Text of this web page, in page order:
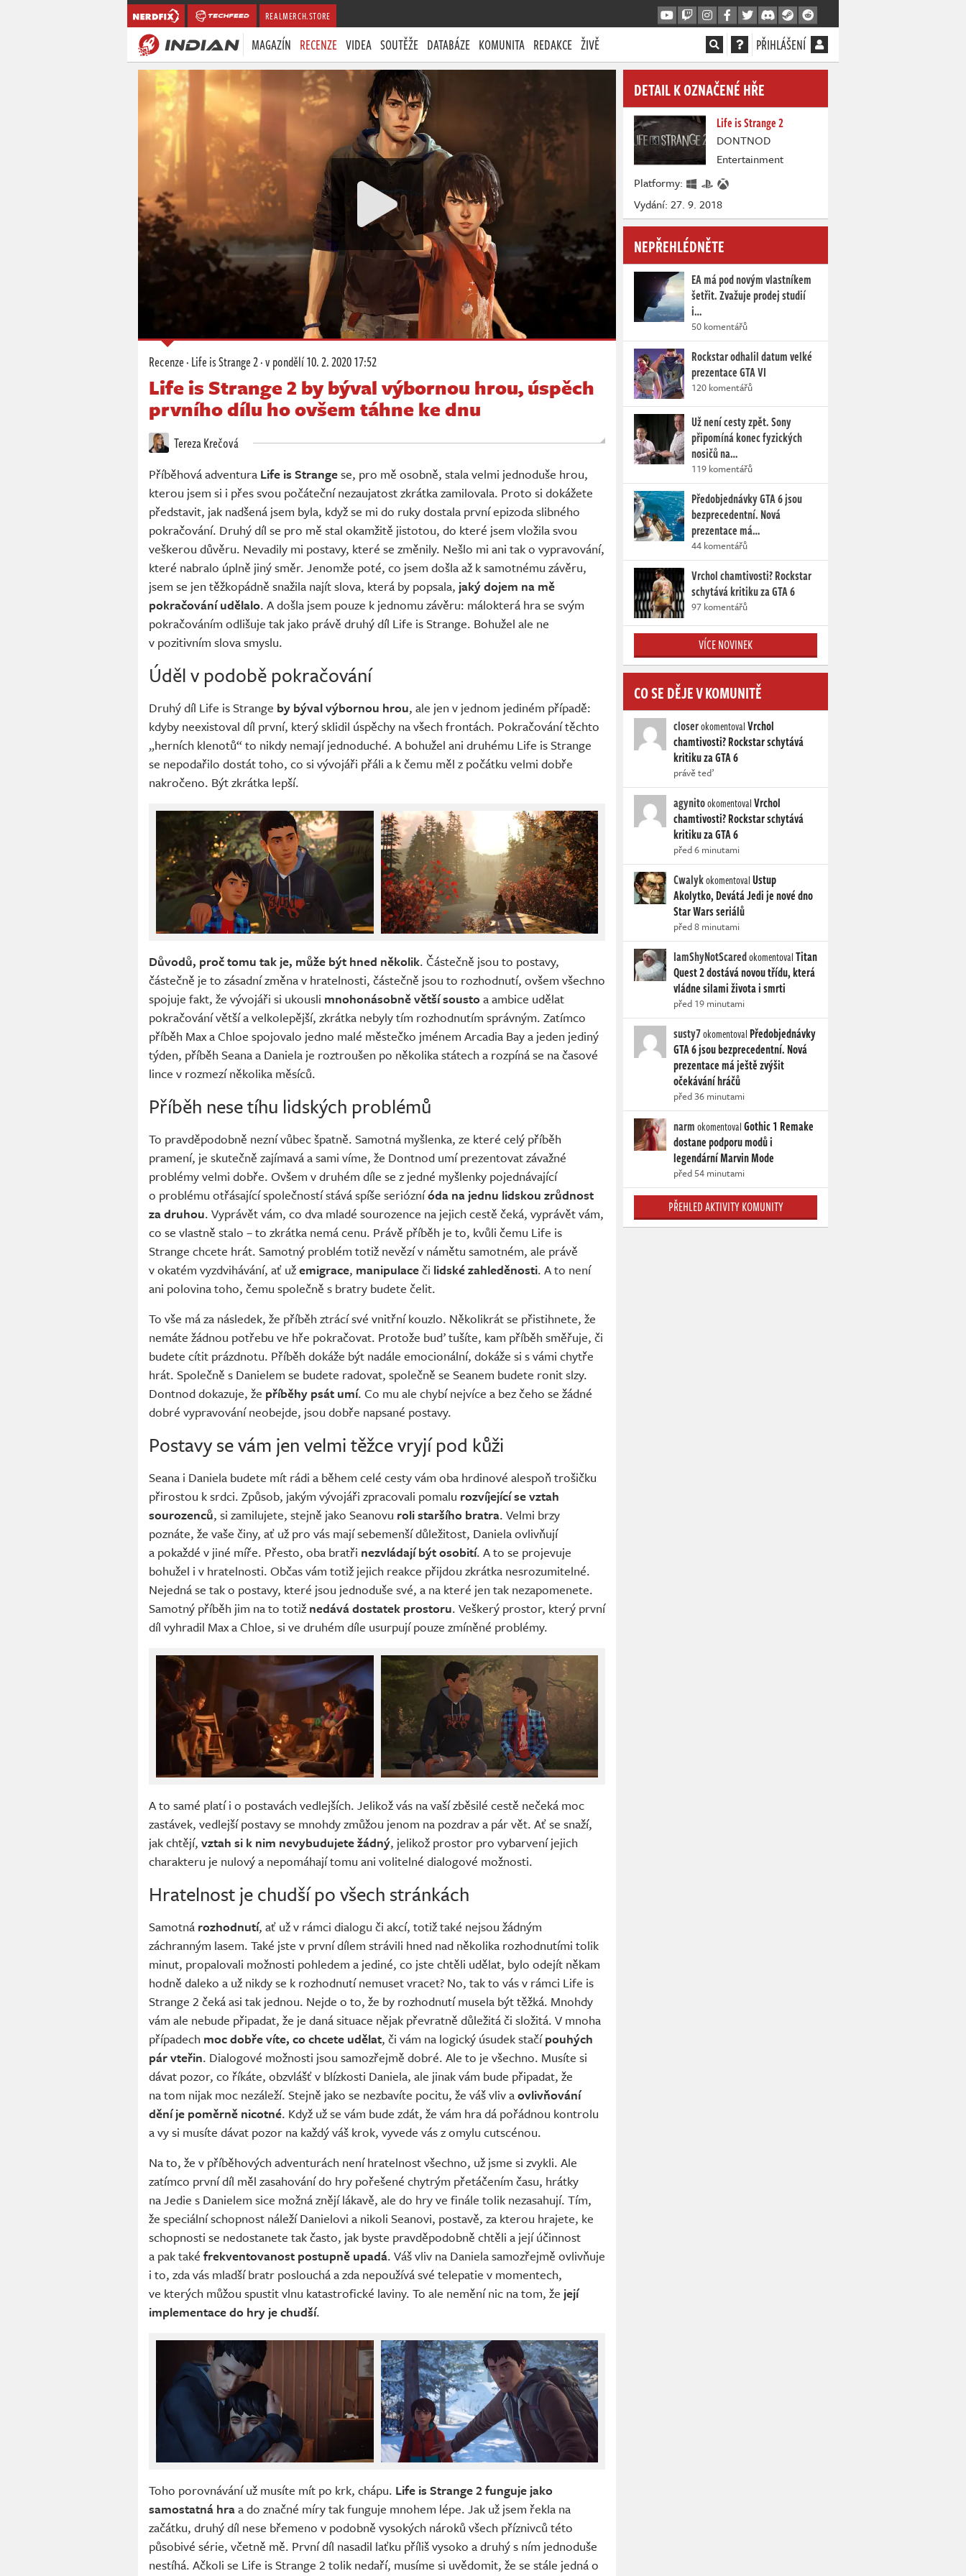
REALMERCH.STORE
MAGAZÍN RECENZE VIDEA SOUTĚŽE DATABÁZE KOMUNITA REDAKCE ŽIVĚ PŘIHLÁŠENÍ
Recenze·Life is Strange 2·v pondělí10. 2. 2020 17:52
Life is Strange 2 by býval výbornou hrou, úspěch
prvního dílu ho ovšem táhne ke dnu
Tereza Krečová
Příběhová adventura Life is Strangese, pro mě osobně, stala velmi jednoduše hrou,
kterou jsem si i přes svou počáteční nezaujatost zkrátka zamilovala. Proto si dokážete
představit, jak nadšená jsem byla, když se mi do ruky dostala první epizoda slibného
pokračování. Druhý díl se pro mě stal okamžitě jistotou, do které jsem vložila svou
veškerou důvěru. Nevadily mi postavy, které se změnily. Nešlo mi ani tak o vypravování,
které nabralo úplně jiný směr. Jenomže poté, co jsem došla až k samotnému závěru,
jsem se jen těžkopádně snažila najít slova, která by popsala, jaký dojem na mě
pokračování udělalo. A došla jsem pouze k jednomu závěru: málokterá hra se svým
pokračováním odlišuje tak jako právě druhý díl Life is Strange. Bohužel ale ne
v pozitivním slova smyslu.
Úděl v podobě pokračování
Druhý díl Life is Strange by býval výbornou hrou, ale jen v jednom jediném případě:
kdyby neexistoval díl první, který sklidil úspěchy na všech frontách. Pokračování těchto
„herních klenotů“ to nikdy nemají jednoduché. A bohužel ani druhému Life is Strange
se nepodařilo dostát toho, co si vývojáři přáli a k čemu měl z počátku velmi dobře
nakročeno. Být zkrátka lepší.
Důvodů, proč tomu tak je, může být hned několik. Částečně jsou to postavy,
částečně je to zásadní změna v hratelnosti, částečně jsou to rozhodnutí, ovšem všechno
spojuje fakt, že vývojáři si ukousli mnohonásobně větší sousto a ambice udělat
pokračování větší a velkolepější, zkrátka nebyly tím rozhodnutím správným. Zatímco
příběh Max a Chloe spojovalo jedno malé městečko jménem Arcadia Bay a jeden jediný
týden, příběh Seana a Daniela je roztroušen po několika státech a rozpíná se na časové
lince v rozmezí několika měsíců.
Příběh nese tíhu lidských problémů
To pravděpodobně nezní vůbec špatně. Samotná myšlenka, ze které celý příběh
pramení, je skutečně zajímavá a sami víme, že Dontnod umí prezentovat závažné
problémy velmi dobře. Ovšem v druhém díle se z jedné myšlenky pojednávající
o problému otřásající společností stává spíše seriózníóda na jednu lidskou zrůdnost
za druhou. Vyprávět vám, co dva mladé sourozence na jejich cestě čeká, vyprávět vám,
co se vlastně stalo – to zkrátka nemá cenu. Právě příběh je to, kvůli čemu Life is
Strange chcete hrát. Samotný problém totiž nevězí v námětu samotném, ale právě
v okatém vyzdvihávání, ať užemigrace, manipulaceči lidské zahleděnosti. A to není
ani polovina toho, čemu společně s bratry budete čelit.
To vše má za následek, že příběh ztrácí své vnitřní kouzlo. Několikrát se přistihnete, že
nemáte žádnou potřebu ve hře pokračovat. Protože buď tušíte, kam příběh směřuje, či
budete cítit prázdnotu. Příběh dokáže být nadále emocionální, dokáže si s vámi chytře
hrát. Společně s Danielem se budete radovat, společně se Seanem budete ronit slzy.
Dontnod dokazuje, že příběhy psát umí. Co mu ale chybí nejvíce a bez čeho se žádné
dobré vypravování neobejde, jsou dobře napsané postavy.
Postavy se vám jen velmi těžce vryjí pod kůži
Seana i Daniela budete mít rádi a během celé cesty vám oba hrdinové alespoň trošičku
přirostou k srdci. Způsob, jakým vývojáři zpracovali pomalu rozvíjející se vztah
sourozenců, si zamilujete, stejně jako Seanovu roli staršího bratra. Velmi brzy
poznáte, že vaše činy, ať už pro vás mají sebemenší důležitost, Daniela ovlivňují
a pokaždé v jiné míře. Přesto, oba bratři nezvládají být osobití. A to se projevuje
bohužel i v hratelnosti. Občas vám totiž jejich reakce přijdou zkrátka nesrozumitelné.
Nejedná se tak o postavy, které jsou jednoduše své, a na které jen tak nezapomenete.
Samotný příběh jim na to totiž nedává dostatek prostoru. Veškerý prostor, který první
díl vyhradil Max a Chloe, si ve druhém díle usurpují pouze zmíněné problémy.
A to samé platí i o postavách vedlejších. Jelikož vás na vaší zběsilé cestě nečeká moc
zastávek, vedlejší postavy se mnohdy zmůžou jenom na pozdrav a pár vět. Ať se snaží,
jak chtějí, vztah si k nim nevybudujete žádný, jelikož prostor pro vybarvení jejich
charakteru je nulový a nepomáhají tomu ani volitelné dialogové možnosti.
Hratelnost je chudší po všech stránkách
Samotná rozhodnutí, ať už v rámci dialogu či akcí, totiž také nejsou žádným
záchranným lasem. Také jste v první dílem strávili hned nad několika rozhodnutími tolik
minut, propalovali možnosti pohledem a jediné, co jste chtěli udělat, bylo odejít někam
hodně daleko a už nikdy se k rozhodnutí nemuset vracet? No, tak to vás v rámci Life is
Strange 2 čeká asi tak jednou. Nejde o to, že by rozhodnutí musela být těžká. Mnohdy
vám ale nebude připadat, že je daná situace nějak převratně důležitá či složitá. V mnoha
případech moc dobře víte, co chcete udělat, či vám na logický úsudek stačípouhých
pár vteřin. Dialogové možnosti jsou samozřejmě dobré. Ale to je všechno. Musíte si
dávat pozor, co říkáte, obzvlášť v blízkosti Daniela, ale jinak vám bude připadat, že
na tom nijak moc nezáleží. Stejně jako se nezbavíte pocitu, že váš vliv aovlivňování
dění je poměrně nicotné. Když už se vám bude zdát, že vám hra dá pořádnou kontrolu
a vy si musíte dávat pozor na každý váš krok, vyvede vás z omylu cutscénou.
Na to, že v příběhových adventurách není hratelnost všechno, už jsme si zvykli. Ale
zatímco první díl měl zasahování do hry pořešené chytrým přetáčením času, hrátky
na Jedie s Danielem sice možná znějí lákavě, ale do hry ve finále tolik nezasahují. Tím,
že speciální schopnost náleží Danielovi a nikoli Seanovi, postavě, za kterou hrajete, ke
schopnosti se nedostanete tak často, jak byste pravděpodobně chtěli a její účinnost
a pak také frekventovanost postupně upadá. Váš vliv na Daniela samozřejmě ovlivňuje
i to, zda vás mladší bratr poslouchá a zda nepoužívá své telepatie v momentech,
ve kterých můžou spustit vlnu katastrofické laviny. To ale nemění nic na tom, že její
implementace do hry je chudší.
Toho porovnávání už musíte mít po krk, chápu. Life is Strange 2 funguje jako
samostatná hraa do značné míry tak funguje mnohem lépe. Jak už jsem řekla na
začátku, druhý díl nese břemeno v podobně vysokých nároků všech příznivců této
působivé série, včetně mě. První díl nasadil laťku příliš vysoko a druhý s ním jednoduše
nestíhá. Ačkoli se Life is Strange 2 tolik nedaří, musíme si uvědomit, že se stále jedná o
DETAIL K OZNAČENÉ HŘE
Life is Strange 2
DONTNOD
Entertainment
Platformy:
Vydání: 27. 9. 2018
NEPŘEHLÉDNĚTE
EA má pod novým vlastníkem
šetřit. Zvažuje prodej studií
i…
50 komentářů
Rockstar odhalil datum velké
prezentace GTA VI
120 komentářů
Už není cesty zpět. Sony
připomíná konec fyzických
nosičů na…
119 komentářů
Předobjednávky GTA 6 jsou
bezprecedentní. Nová
prezentace má…
44 komentářů
Vrchol chamtivosti? Rockstar
schytává kritiku za GTA 6
97 komentářů
VÍCE NOVINEK
CO SE DĚJE V KOMUNITĚ
closerokomentovalVrchol
chamtivosti? Rockstar schytává
kritiku za GTA 6
právě teď
agynitookomentovalVrchol
chamtivosti? Rockstar schytává
kritiku za GTA 6
před 6 minutami
CwalykokomentovalUstup
Akolytko, Devátá Jedi je nové dno
Star Wars seriálů
před 8 minutami
IamShyNotScaredokomentovalTitan
Quest 2 dostává novou třídu, která
vládne silami života i smrti
před 19 minutami
susty7okomentoval Předobjednávky
GTA 6 jsou bezprecedentní. Nová
prezentace má ještě zvýšit
očekávání hráčů
před 36 minutami
narmokomentovalGothic 1 Remake
dostane podporu modů i
legendární Marvin Mode
před 54 minutami
PŘEHLED AKTIVITY KOMUNITY